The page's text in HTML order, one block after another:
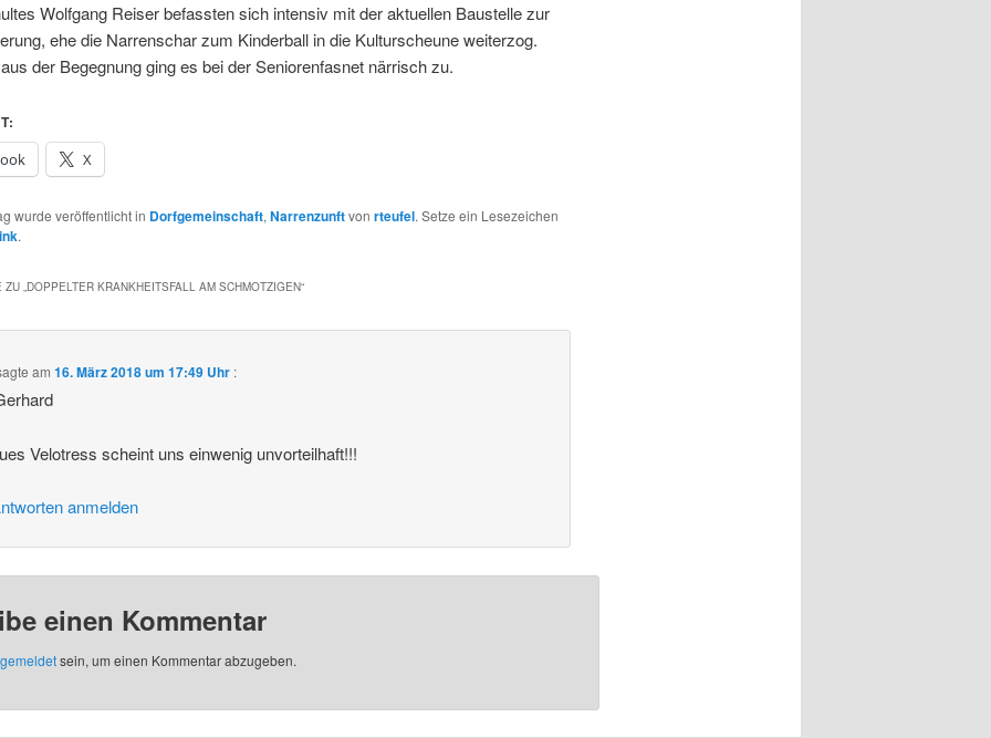
Wolfgang Reiser befassten sich intensiv mit der aktuellen Baustelle zur
ehe die Narrenschar zum Kinderball in die Kulturscheune weiterzog.
der Begegnung ging es bei der Seniorenfasnet närrisch zu.
X
wurde veröffentlicht in Dorfgemeinschaft, Narrenzunftvon rteufel. Setze ein Lesezeichen
.
ZU „DOPPELTER KRANKHEITSFALL AM SCHMOTZIGEN“
am16. März 2018 um 17:49 Uhr :
Velotress scheint uns einwenig unvorteilhaft!!!
anmelden
einen Kommentar
sein, um einen Kommentar abzugeben.